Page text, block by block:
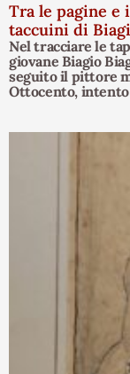
Tra le pagine e
taccuini di
Nel tracciare le
giovane Biagio
seguito il pittore
Ottocento, intento